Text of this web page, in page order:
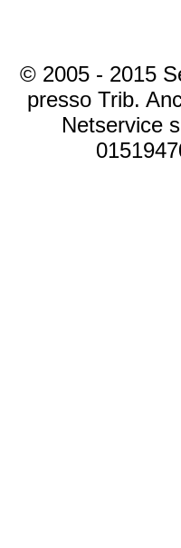
© 2005 - 2015
presso Trib.
Netservice